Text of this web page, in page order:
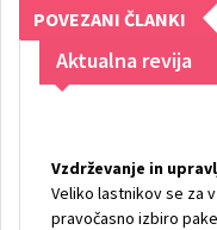
POVEZANI ČLANKI
Aktualna revija
Vzdrževanje in
Veliko lastnikov se za
pravočasno izbiro